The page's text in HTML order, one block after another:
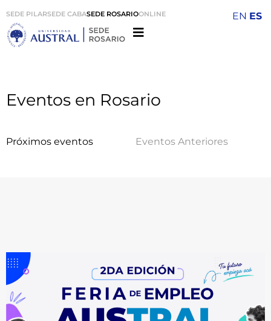
SEDE PILARSEDE CABASEDE ROSARIOONLINE
Eventos en Rosario
Próximos eventos Eventos Anteriores
EN ES